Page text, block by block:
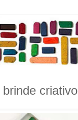
criativo